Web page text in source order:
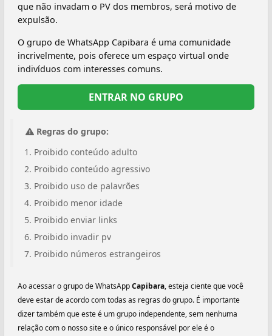
que não invadam o PV dos membros, será motivo de
expulsão.
O grupo de WhatsApp Capibara é uma comunidade
incrivelmente, pois oferece um espaço virtual onde
indivíduos com interesses comuns.
ENTRAR NO GRUPO
Regras do grupo:
Proibido conteúdo adulto
Proibido conteúdo agressivo
Proibido uso de palavrões
Proibido menor idade
Proibido enviar links
Proibido invadir pv
Proibido números estrangeiros
Ao acessar o grupo de WhatsAppCapibara, esteja ciente que você
deve estar de acordo com todas as regras do grupo. É importante
dizer também que este é um grupo independente, sem nenhuma
relação com o nosso site e o único responsável por ele é o